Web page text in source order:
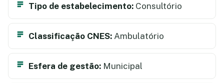
Tipo de estabelecimento: Consultório
Classificação CNES: Ambulatório
Esfera de gestão: Municipal